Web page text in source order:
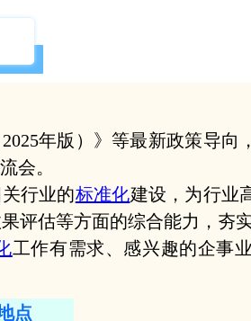
年版）》等最新政策导向
会。
行业的标准化建设，为行业
评估等方面的综合能力，夯
工作有需求、感兴趣的企事
地点